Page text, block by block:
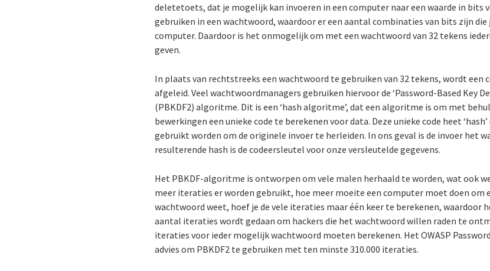
deletetoets, dat je mogelijk kan invoeren in een computer naar een waarde in bits
gebruiken in een wachtwoord, waardoor er een aantal combinaties van bits zijn
computer. Daardoor is het onmogelijk om met een wachtwoord van 32 tekens
geven.
In plaats van rechtstreeks een wachtwoord te gebruiken van 32 tekens, wordt een
afgeleid. Veel wachtwoordmanagers gebruiken hiervoor de ‘Password-Based Key
(PBKDF2) algoritme. Dit is een ‘hash algoritme’, dat een algoritme is om met
bewerkingen een unieke code te berekenen voor data. Deze unieke code heet ‘hash’
gebruikt worden om de originele invoer te herleiden. In ons geval is de invoer het
resulterende hash is de codeersleutel voor onze versleutelde gegevens.
Het PBKDF-algoritme is ontworpen om vele malen herhaald te worden, wat ook
meer iteraties er worden gebruikt, hoe meer moeite een computer moet doen om
wachtwoord weet, hoef je de vele iteraties maar één keer te berekenen, waardoor
aantal iteraties wordt gedaan om hackers die het wachtwoord willen raden te
iteraties voor ieder mogelijk wachtwoord moeten berekenen. Het OWASP
advies om PBKDF2 te gebruiken met ten minste 310.000 iteraties.